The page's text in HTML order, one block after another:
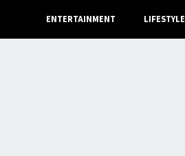
ENTERTAINMENT LIFESTYLE